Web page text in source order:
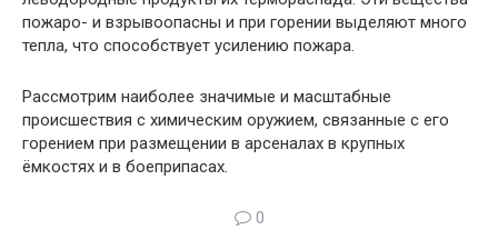
пожаро- и взрывоопасны и при горении выделяют много
тепла, что способствует усилению пожара.
Рассмотрим наиболее значимые и масштабные
происшествия с химическим оружием, связанные с его
горением при размещении в арсеналах в крупных
ёмкостях и в боеприпасах.
0